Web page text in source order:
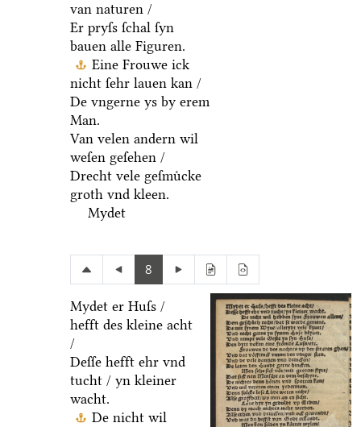
van naturen /
Er pryſs ſchal ſyn
bauen alle Figuren.
Eine Frouwe ick
nicht ſehr lauen kan /
De vngerne ys by erem
Man.
Van velen andern wil
weſen geſehen /
Drecht vele geſmuͤcke
groth vnd kleen.
Mydet
8
Mydet er Huſs /
hefft des kleine acht
/
Deſſe hefft ehr vnd
tucht / yn kleiner
wacht.
De nicht wil